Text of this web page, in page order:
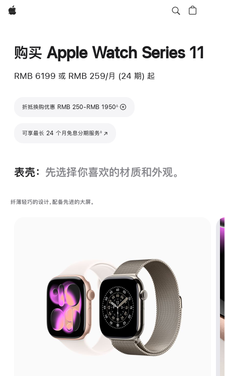
Apple
购买 Apple Watch Series 11
RMB 6199 或 RMB 259/月 (24 期) 起
折抵换购优惠 RMB 250-RMB 1950
脚注
∆
可享最长 24 个月免息分期服务◊
(在新窗口中打开)
表壳： 先选择你喜欢的材质和外观。
纤薄轻巧的设计，配备先进的大屏。